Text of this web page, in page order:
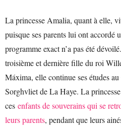
La princesse Amalia, quant à elle,
puisque ses parents lui ont accordé
programme exact n’a pas été
troisième et dernière fille du roi
Máxima, elle continue ses études
Sorghvliet de La Haye. La
ces enfants de souverains qui se
leurs parents, pendant que leurs